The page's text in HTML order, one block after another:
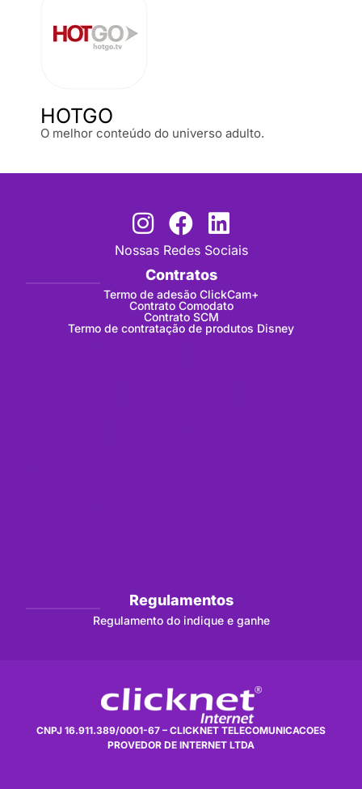
HOTGO
O melhor conteúdo do universo adulto.
Nossas Redes Sociais
Contratos
Termo de adesão ClickCam+
Contrato Comodato
Contrato SCM
Termo de contratação de produtos Disney
Regulamentos
Regulamento do indique e ganhe
CNPJ 16.911.389/0001-67 – CLICKNET TELECOMUNICACOES
PROVEDOR DE INTERNET LTDA